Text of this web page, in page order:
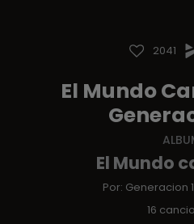
2041
El Mundo
El Mundo
Por: Generacion
16